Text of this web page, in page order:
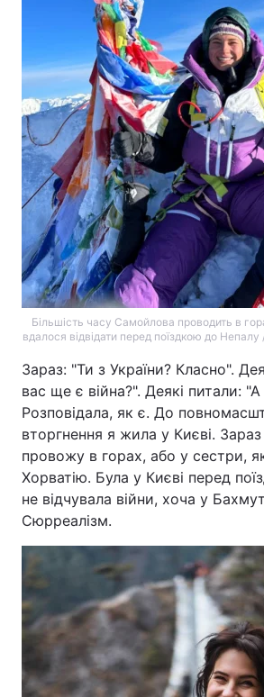
Більшість часу Самойлова проводить в
вдалося відвідати перед поїздкою до Непалу
Зараз: "Ти з України? Класно".
вас ще є війна?". Деякі питали: "А
Розповідала, як є. До
вторгнення я жила у Києві. Зараз
провожу в горах, або у сестри,
Хорватію. Була у Києві перед
не відчувала війни, хоча у
Сюрреалізм.